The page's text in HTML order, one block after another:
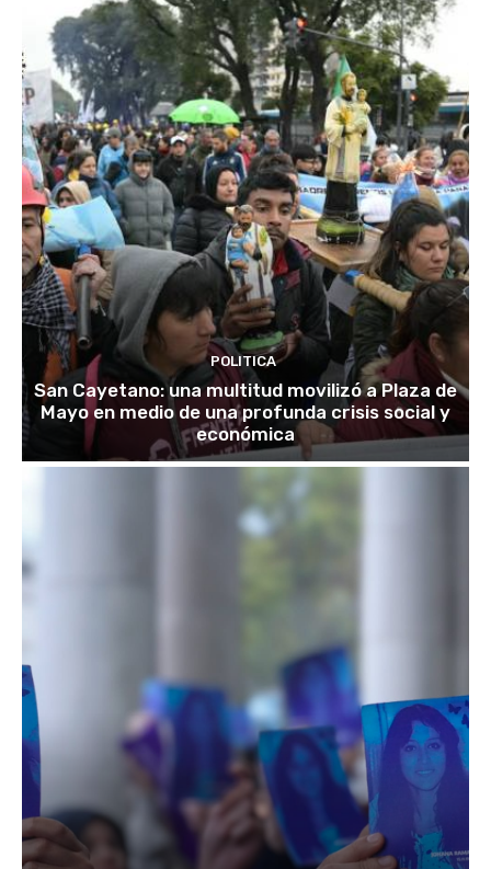
POLITICA
San Cayetano: una multitud movilizó a Plaza de
Mayo en medio de una profunda crisis social y
económica